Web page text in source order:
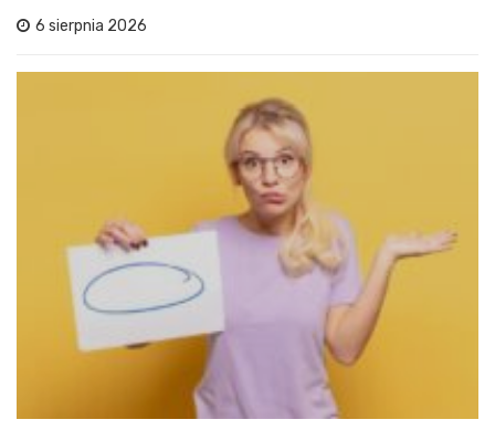
6 sierpnia 2026